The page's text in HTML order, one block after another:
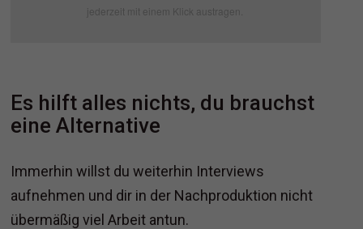
jederzeit mit einem Klick austragen.
Es hilft alles nichts, du brauchst
eine Alternative
Immerhin willst du weiterhin Interviews
aufnehmen und dir in der Nachproduktion nicht
übermäßig viel Arbeit antun.